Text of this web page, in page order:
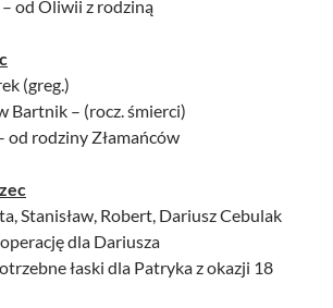
od Oliwii z rodziną
(greg.)
Bartnik – (rocz. śmierci)
od rodziny Złamańców
Stanisław, Robert, Dariusz Cebulak
dla Dariusza
łaski dla Patryka z okazji 18